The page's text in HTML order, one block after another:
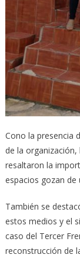
Cono la presencia
de la
resaltaron la
espacios gozan de
También se
estos medios y el
caso del Tercer
reconstrucción de